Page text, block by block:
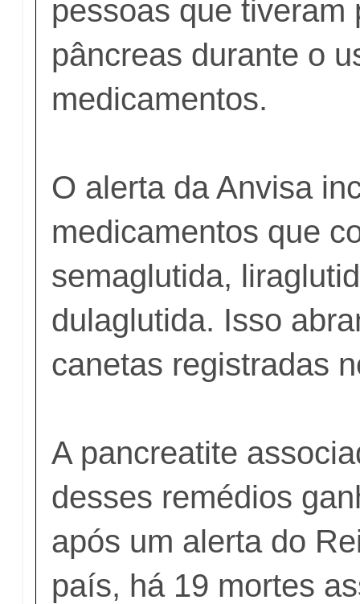
pessoas que tiveram
pâncreas durante o
medicamentos.
O alerta da Anvisa
medicamentos que
semaglutida,
dulaglutida. Isso
canetas registradas
A pancreatite
desses remédios
após um alerta do
país, há 19 mortes